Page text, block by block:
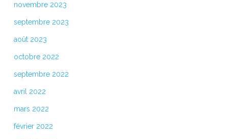
novembre 2023
septembre 2023
août 2023
octobre 2022
septembre 2022
avril 2022
mars 2022
février 2022